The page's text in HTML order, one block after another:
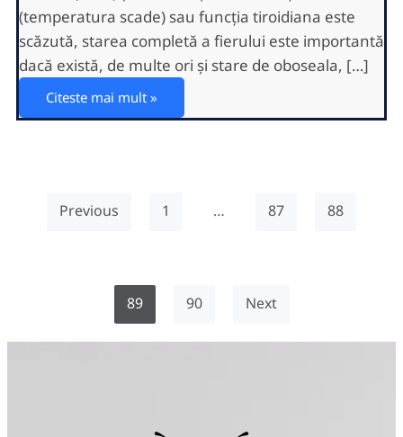
(temperatura scade) sau funcția tiroidiana este
scăzută, starea completă a fierului este importantă
dacă există, de multe ori și stare de oboseala, […]
Citeste mai mult »
Previous 1 … 87 88
89 90 Next